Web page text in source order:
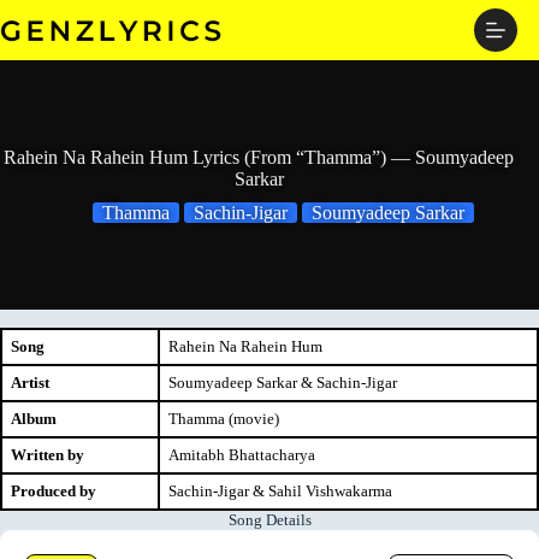
to
Rahein Na Rahein Hum Lyrics (From “Thamma”) — Soumyadeep
Sarkar
Thamma
Sachin-Jigar Soumyadeep Sarkar
Song
Rahein Na Rahein Hum
Artist
Soumyadeep Sarkar & Sachin-Jigar
Album
Thamma (movie)
Written by
Amitabh Bhattacharya
Produced by
Sachin-Jigar & Sahil Vishwakarma
Song Details